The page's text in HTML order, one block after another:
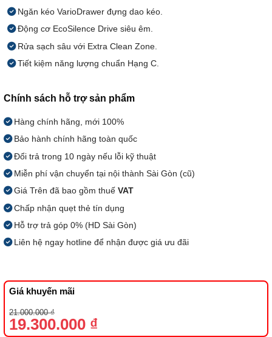
Ngăn kéo VarioDrawer đựng dao kéo.
Động cơ EcoSilence Drive siêu êm.
Rửa sạch sâu với Extra Clean Zone.
Tiết kiệm năng lượng chuẩn Hạng C.
Chính sách hỗ trợ sản phẩm
Hàng chính hãng, mới 100%
Bảo hành chính hãng toàn quốc
Đổi trả trong 10 ngày nếu lỗi kỹ thuật
Miễn phí vận chuyển tại nội thành Sài Gòn (cũ)
Giá Trên đã bao gồm thuế VAT
Chấp nhận quẹt thẻ tín dụng
Hỗ trợ trả góp 0% (HD Sài Gòn)
Liên hệ ngay hotline để nhận được giá ưu đãi
Giá khuyến mãi
21.000.000₫
Giá
gốc
là:
19.300.000 ₫
Giá
hiện
tại